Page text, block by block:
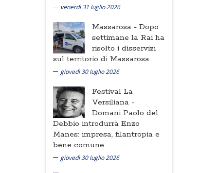
venerdì 31 luglio 2026
Massarosa - Dopo
settimane la Rai ha
risolto i disservizi
sul territorio di Massarosa
giovedì 30 luglio 2026
Festival La
Versiliana -
Domani Paolo del
Debbio introdurrà Enzo
Manes: impresa, filantropia e
bene comune
giovedì 30 luglio 2026